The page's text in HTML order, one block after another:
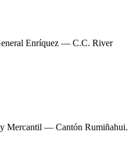
Enríquez — C.C. River
Mercantil — Cantón Rumiñahui.